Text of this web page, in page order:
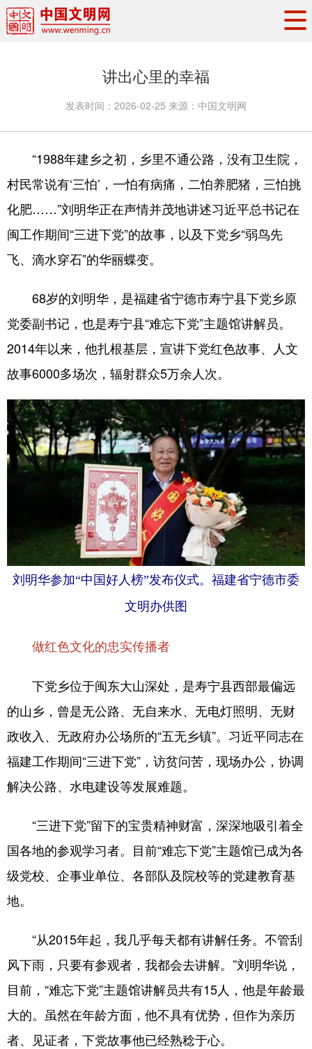
资讯联播
文明培育
文明实践
文明创建
讲出心里的幸福
发表时间： 2026-02-25 来源： 中国文明网
“1988年建乡之初，乡里不通公路，没有卫生院，
村民常说有‘三怕’，一怕有病痛，二怕养肥猪，三怕挑
化肥……”刘明华正在声情并茂地讲述习近平总书记在
闽工作期间“三进下党”的故事，以及下党乡“弱鸟先
飞、滴水穿石”的华丽蝶变。
68岁的刘明华，是福建省宁德市寿宁县下党乡原
党委副书记，也是寿宁县“难忘下党”主题馆讲解员。
2014年以来，他扎根基层，宣讲下党红色故事、人文
故事6000多场次，辐射群众5万余人次。
刘明华参加“中国好人榜”发布仪式。福建省宁德市委
文明办供图
做红色文化的忠实传播者
下党乡位于闽东大山深处，是寿宁县西部最偏远
的山乡，曾是无公路、无自来水、无电灯照明、无财
政收入、无政府办公场所的“五无乡镇”。习近平同志在
福建工作期间“三进下党”，访贫问苦，现场办公，协调
解决公路、水电建设等发展难题。
“三进下党”留下的宝贵精神财富，深深地吸引着全
国各地的参观学习者。目前“难忘下党”主题馆已成为各
级党校、企事业单位、各部队及院校等的党建教育基
地。
“从2015年起，我几乎每天都有讲解任务。不管刮
风下雨，只要有参观者，我都会去讲解。”刘明华说，
目前，“难忘下党”主题馆讲解员共有15人，他是年龄最
大的。虽然在年龄方面，他不具有优势，但作为亲历
者、见证者，下党故事他已经熟稔于心。